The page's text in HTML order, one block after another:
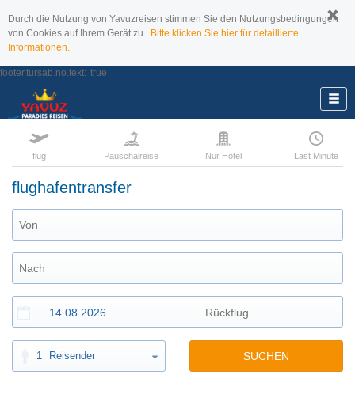
Durch die Nutzung von Yavuzreisen stimmen Sie den Nutzungsbedingungen
von Cookies auf Ihrem Gerät zu. Bitte klicken Sie hier für detaillierte
Informationen.
footer.tursab.no.text: true
flug Pauschalreise Nur Hotel Last Minute
flughafentransfer
1 Reisender SUCHEN